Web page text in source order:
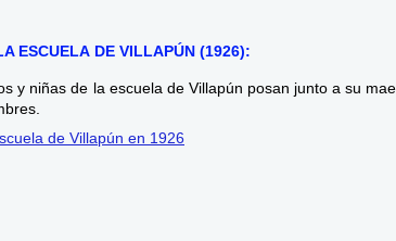
ESCUELA DE VILLAPÚN (1926):
y niñas de la escuela de Villapún posan junto a su